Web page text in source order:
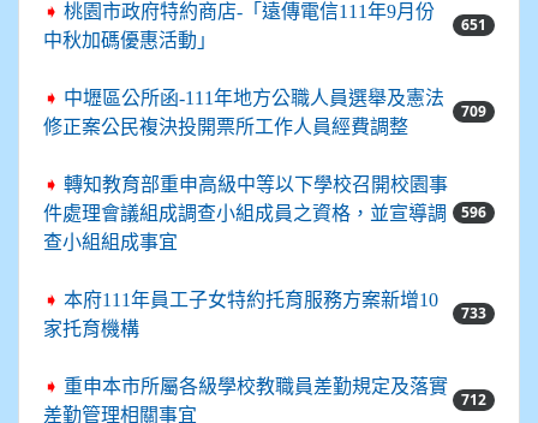
➧ 桃園市政府特約商店-「遠傳電信111年9月份
中秋加碼優惠活動」
651
➧ 中壢區公所函-111年地方公職人員選舉及憲法
修正案公民複決投開票所工作人員經費調整
709
➧ 轉知教育部重申高級中等以下學校召開校園事
件處理會議組成調查小組成員之資格，並宣導調
查小組組成事宜
596
➧ 本府111年員工子女特約托育服務方案新增10
家托育機構
733
➧ 重申本市所屬各級學校教職員差勤規定及落實
差勤管理相關事宜
712